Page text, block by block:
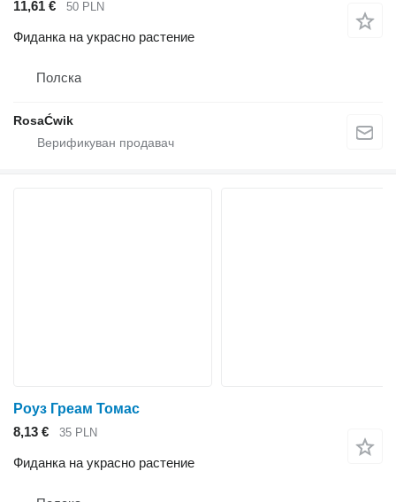
11,61 €
50 PLN
Фиданка на украсно растение
Полска
RosaĆwik
Роуз Греам Томас
8,13 €
35 PLN
Фиданка на украсно растение